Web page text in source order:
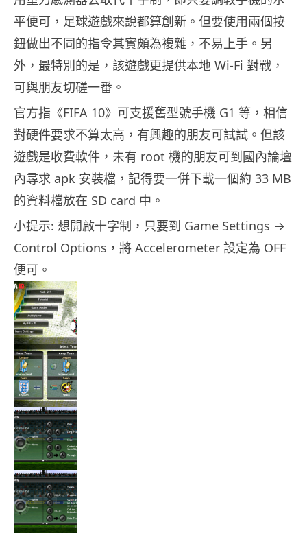
平便可，足球遊戲來說都算創新。但要使用兩個按
鈕做出不同的指令其實頗為複雜，不易上手。另
外，最特別的是，該遊戲更提供本地 Wi-Fi 對戰，
可與朋友切磋一番。
官方指《FIFA 10》可支援舊型號手機 G1 等，相信
對硬件要求不算太高，有興趣的朋友可試試。但該
遊戲是收費軟件，未有 root 機的朋友可到國內論壇
內尋求 apk 安裝檔，記得要一併下載一個約 33 MB
的資料檔放在 SD card 中。
小提示: 想開啟十字制，只要到 Game Settings →
Control Options，將 Accelerometer 設定為 OFF
便可。